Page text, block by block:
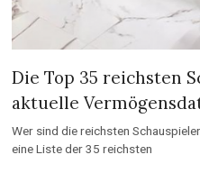
Die Top 35 reichsten
aktuelle
Wer sind die reichsten
eine Liste der 35 reichsten